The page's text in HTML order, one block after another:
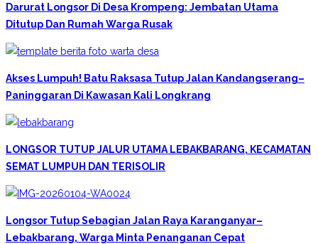
Darurat Longsor Di Desa Krompeng: Jembatan Utama
Ditutup Dan Rumah Warga Rusak
Akses Lumpuh! Batu Raksasa Tutup Jalan Kandangserang–
Paninggaran Di Kawasan Kali Longkrang
LONGSOR TUTUP JALUR UTAMA LEBAKBARANG, KECAMATAN
SEMAT LUMPUH DAN TERISOLIR
Longsor Tutup Sebagian Jalan Raya Karanganyar–
Lebakbarang, Warga Minta Penanganan Cepat